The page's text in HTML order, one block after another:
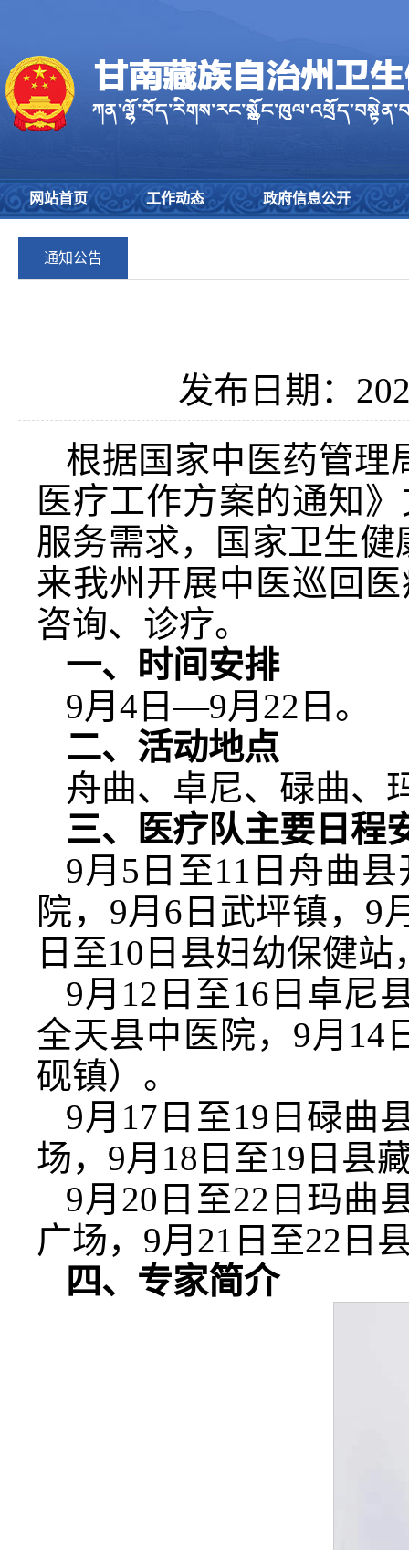
网站首页 工作动态 政府信息公开
通知公告
发布日期：
根据国家中医药管理
医疗工作方案的通知
服务需求，国家卫生
来我州开展中医巡回
咨询、诊疗。
一、时间安排
9月4日—9月22日。
二、活动地点
舟曲、卓尼、碌曲、
三、医疗队主要日程
9月5日至11日舟曲
院，9月6日武坪镇，9
日至10日县妇幼保健
9月12日至16日卓尼
全天县中医院，9月14
砚镇）。
9月17日至19日碌曲
场，9月18日至19日县
9月20日至22日玛曲
广场，9月21日至22日
四、专家简介